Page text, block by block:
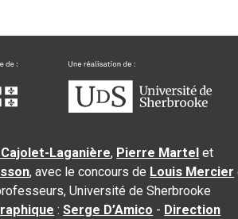
Cajolet-Laganière, Pierre Martel et
, avec le concours de Louis Mercier
Université de Sherbrooke
:Serge D’Amico - Direction